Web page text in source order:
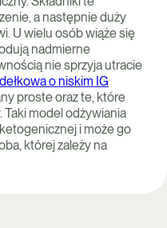
a następnie duży
U wielu osób wiąże się
nadmierne
nie sprzyja utracie
o niskim IG
proste oraz te, które
model odżywiania
i może go
której zależy na